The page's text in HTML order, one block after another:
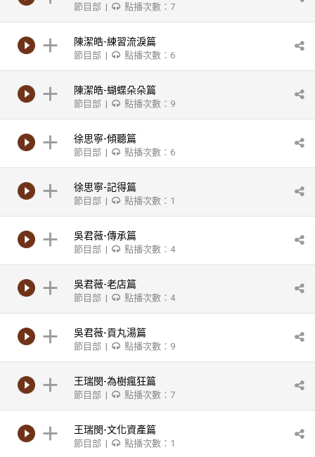
節目部 | 點播次數：7
陳潔皓-練習流淚篇
節目部 | 點播次數：6
陳潔皓-蝴蝶朵朵篇
節目部 | 點播次數：9
徐思寧-傾聽篇
節目部 | 點播次數：6
徐思寧-記得篇
節目部 | 點播次數：1
吳君薇-傳承篇
節目部 | 點播次數：4
吳君薇-老店篇
節目部 | 點播次數：4
吳君薇-貢丸湯篇
節目部 | 點播次數：9
王瑞閔-為樹瘋狂篇
節目部 | 點播次數：7
王瑞閔-文化資產篇
節目部 | 點播次數：1